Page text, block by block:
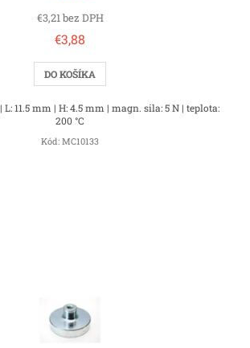
€3,21 bez DPH
€3,88
DO KOŠÍKA
11.5 mm | H: 4.5 mm | magn. sila: 5 N | teplota:
200 °C
Kód: MC10133